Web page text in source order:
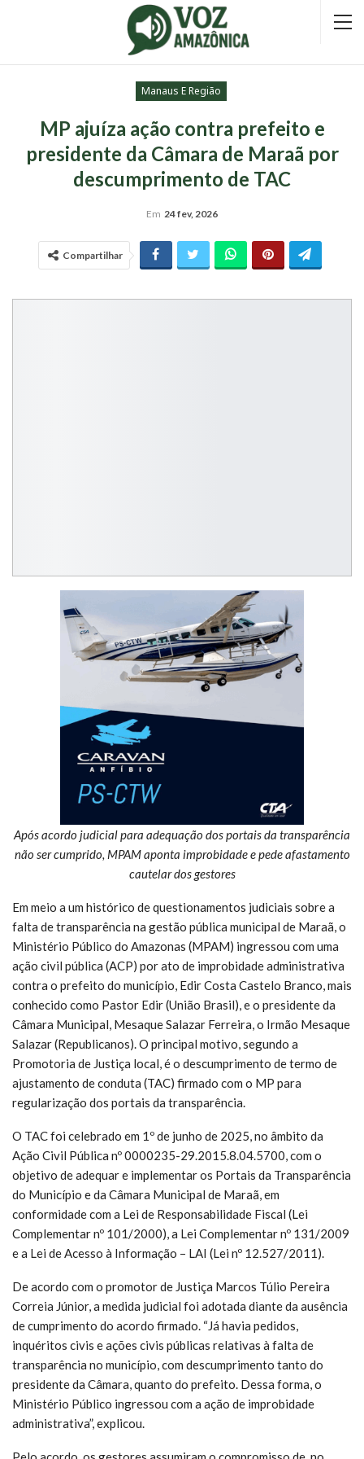
Manaus E Região
MP ajuíza ação contra prefeito e
presidente da Câmara de Maraã por
descumprimento de TAC
Em 24 fev, 2026
Compartilhar
Após acordo judicial para adequação dos portais da transparência
não ser cumprido, MPAM aponta improbidade e pede afastamento
cautelar dos gestores
Em meio a um histórico de questionamentos judiciais sobre a
falta de transparência na gestão pública municipal de Maraã, o
Ministério Público do Amazonas (MPAM) ingressou com uma
ação civil pública (ACP) por ato de improbidade administrativa
contra o prefeito do município, Edir Costa Castelo Branco, mais
conhecido como Pastor Edir (União Brasil), e o presidente da
Câmara Municipal, Mesaque Salazar Ferreira, o Irmão Mesaque
Salazar (Republicanos). O principal motivo, segundo a
Promotoria de Justiça local, é o descumprimento de termo de
ajustamento de conduta (TAC) firmado com o MP para
regularização dos portais da transparência.
O TAC foi celebrado em 1º de junho de 2025, no âmbito da
Ação Civil Pública nº 0000235-29.2015.8.04.5700, com o
objetivo de adequar e implementar os Portais da Transparência
do Município e da Câmara Municipal de Maraã, em
conformidade com a Lei de Responsabilidade Fiscal (Lei
Complementar nº 101/2000), a Lei Complementar nº 131/2009
e a Lei de Acesso à Informação – LAI (Lei nº 12.527/2011).
De acordo com o promotor de Justiça Marcos Túlio Pereira
Correia Júnior, a medida judicial foi adotada diante da ausência
de cumprimento do acordo firmado. “Já havia pedidos,
inquéritos civis e ações civis públicas relativas à falta de
transparência no município, com descumprimento tanto do
presidente da Câmara, quanto do prefeito. Dessa forma, o
Ministério Público ingressou com a ação de improbidade
administrativa”, explicou.